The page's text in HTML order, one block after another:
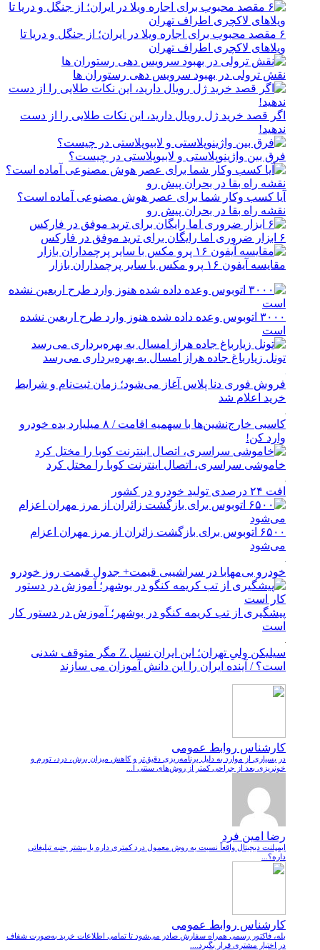
۶ مقصد محبوب برای اجاره ویلا در ایران؛ از جنگل و دریا تا
ویلاهای لاکچری اطراف تهران
نقش ترولی در بهبود سرویس دهی رستوران ها
اگر قصد خرید ژل رویال دارید، این نکات طلایی را از دست
ندهید!
فرق بین واژینوپلاستی و لابیوپلاستی در چیست؟
آیا کسب وکار شما برای عصر هوش مصنوعی آماده است؟
نقشه راه بقا در بحران پیش رو
۶ ابزار ضروری اما رایگان برای ترید موفق در فارکس
مقایسه آیفون ۱۶ پرو مکس با سایر پرچمداران بازار
۳۰۰۰ اتوبوس وعده داده شده هنوز وارد طرح اربعین نشده
است
تونل زیارباغ جاده هراز امسال به بهره‌برداری می‌رسد
فروش فوری دنا پلاس آغاز می‌شود؛ زمان ثبت‌نام و شرایط
خرید اعلام شد
کاسبی خارج‌نشین‌ها با سهمیه اقامت / ۸ میلیارد بده خودرو
وارد کن!
خاموشی سراسری، اتصال اینترنت کوبا را مختل کرد
افت ۲۴ درصدی تولید خودرو در کشور
۶۵۰۰ اتوبوس برای بازگشت زائران از مرز مهران اعزام
می‌شود
خودرو بی‌مهابا در سراشیبی قیمت+ جدول قیمت روز خودرو
پیشگیری از تب کریمه کنگو در بوشهر؛ آموزش در دستور کار
است
سیلیکن ولیِ تهران؛ این ایران نسل Z مگر متوقف شدنی
است؟ / آینده ایران را این دانش آموزان می سازند
کارشناس روابط عمومی
در بسیاری از موارد به دلیل برنامه‌ریزی دقیق‌تر و کاهش میزان برش، درد، تورم و
خونریزی بعد از جراحی کمتر از روش‌های سنتی ا...
رضا امین فرد
ایمپلنت دیجیتال واقعاً نسبت به روش معمول درد کمتری داره یا بیشتر جنبه تبلیغاتی
داره؟...
کارشناس روابط عمومی
بله، فاکتور رسمی همراه سفارش صادر می‌شود تا تمامی اطلاعات خرید به‌صورت شفاف
در اختیار مشتری قرار بگیرد....